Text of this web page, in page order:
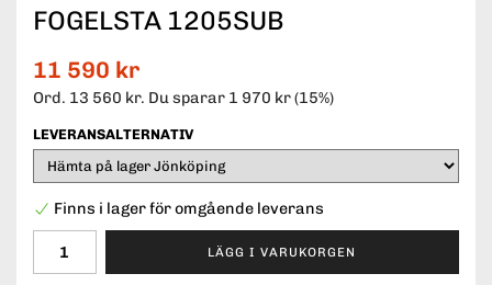
FOGELSTA 1205SUB
11 590 kr
Ord. 13 560 kr. Du sparar 1 970 kr(15%)
LEVERANSALTERNATIV
Finns i lager för omgående leverans
LÄGG I VARUKORGEN